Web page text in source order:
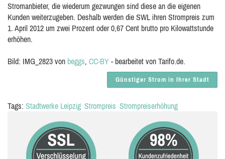
Stromanbieter, die wiederum gezwungen sind diese an die eigenen
Kunden weiterzugeben. Deshalb werden die SWL ihren Strompreis zum
1. April 2012 um zwei Prozent oder 0,67 Cent brutto pro Kilowattstunde
erhöhen.
Bild: IMG_2823 von beggs, CC-BY - bearbeitet von Tarifo.de.
Günstiger Strom in Ihrer Stadt
Tags: Stadtwerke Leipzig Strompreis Strompreiserhöhung